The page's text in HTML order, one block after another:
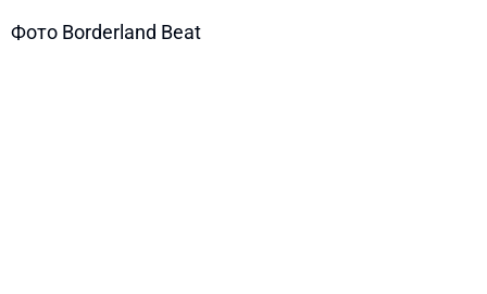
Фото Borderland Beat